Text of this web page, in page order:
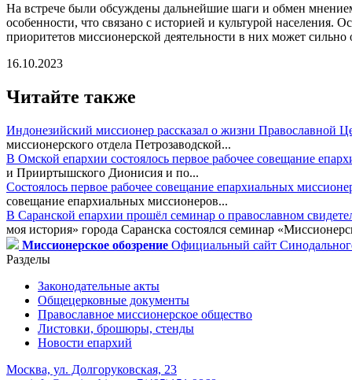
На встрече были обсуждены дальнейшие шаги и обмен
особенности, что связано с историей и культурой населения.
приоритетов миссионерской деятельности в них может
16.10.2023
Читайте также
Индонезийский миссионер рассказал о жизни Православной
миссионерского отдела Петрозаводской...
В Омской епархии состоялось первое рабочее совещание
и Прииртышского Дионисия и по...
Состоялось первое рабочее совещание епархиальных
совещание епархиальных миссионеров...
В Саранской епархии прошёл семинар о православном
моя история» города Саранска состоялся семинар
Миссионерское обозрение Официальный сайт
Разделы
Законодательные акты
Общецерковные документы
Православное миссионерское общество
Листовки, брошюры, стенды
Новости епархий
Москва, ул. Долгоруковская, 23